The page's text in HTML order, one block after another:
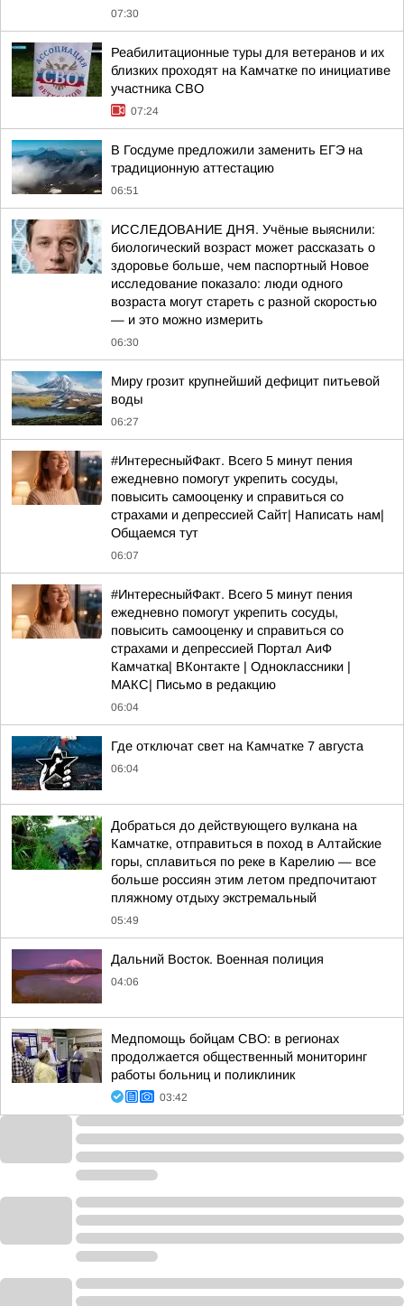
07:30
Реабилитационные туры для ветеранов и их
близких проходят на Камчатке по инициативе
участника СВО
07:24
В Госдуме предложили заменить ЕГЭ на
традиционную аттестацию
06:51
ИССЛЕДОВАНИЕ ДНЯ. Учёные выяснили:
биологический возраст может рассказать о
здоровье больше, чем паспортный Новое
исследование показало: люди одного
возраста могут стареть с разной скоростью
— и это можно измерить
06:30
Миру грозит крупнейший дефицит питьевой
воды
06:27
#ИнтересныйФакт. Всего 5 минут пения
ежедневно помогут укрепить сосуды,
повысить самооценку и справиться со
страхами и депрессией Сайт| Написать нам|
Общаемся тут
06:07
#ИнтересныйФакт. Всего 5 минут пения
ежедневно помогут укрепить сосуды,
повысить самооценку и справиться со
страхами и депрессией Портал АиФ
Камчатка| ВКонтакте | Одноклассники |
MАКС| Письмо в редакцию
06:04
Где отключат свет на Камчатке 7 августа
06:04
Добраться до действующего вулкана на
Камчатке, отправиться в поход в Алтайские
горы, сплавиться по реке в Карелию — все
больше россиян этим летом предпочитают
пляжному отдыху экстремальный
05:49
Дальний Восток. Военная полиция
04:06
Медпомощь бойцам СВО: в регионах
продолжается общественный мониторинг
работы больниц и поликлиник
03:42